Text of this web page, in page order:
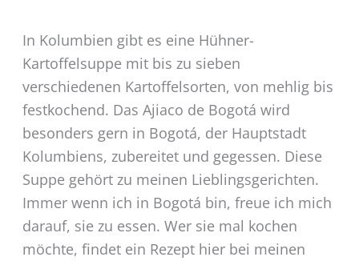
In Kolumbien gibt es eine Hühner-
Kartoffelsuppe mit bis zu sieben
verschiedenen Kartoffelsorten, von mehlig bis
festkochend. Das Ajiaco de Bogotá wird
besonders gern in Bogotá, der Hauptstadt
Kolumbiens, zubereitet und gegessen. Diese
Suppe gehört zu meinen Lieblingsgerichten.
Immer wenn ich in Bogotá bin, freue ich mich
darauf, sie zu essen. Wer sie mal kochen
möchte, findet ein Rezept hier bei meinen